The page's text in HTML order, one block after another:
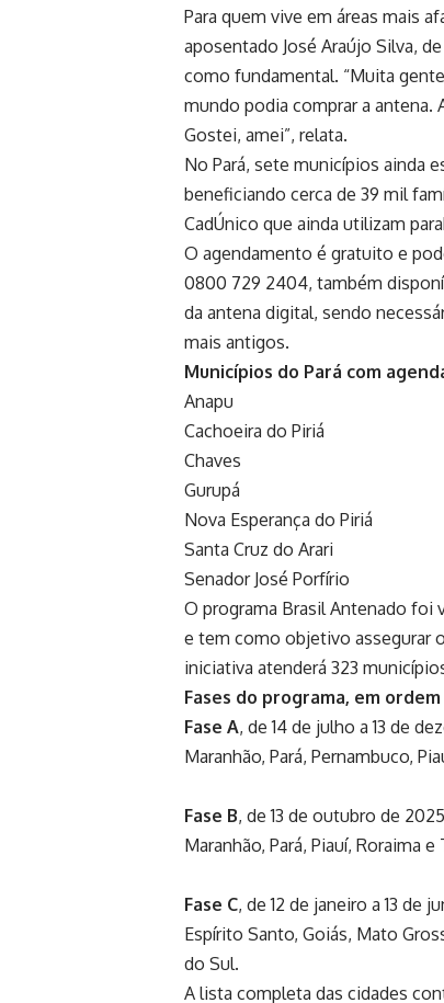
Para quem vive em áreas mais
aposentado José Araújo Silva,
como fundamental. “Muita
mundo podia comprar a antena.
Gostei, amei”, relata.
No Pará, sete municípios ainda
beneficiando cerca de 39 mil
CadÚnico que ainda utilizam
O agendamento é gratuito e
0800 729 2404, também
da antena digital, sendo
mais antigos.
Municípios do Pará com
Anapu
Cachoeira do Piriá
Chaves
Gurupá
Nova Esperança do Piriá
Santa Cruz do Arari
Senador José Porfírio
O programa Brasil Antenado foi
e tem como objetivo assegurar
iniciativa atenderá 323
Fases do programa, em
Fase A, de 14 de julho a 13 de
Maranhão, Pará, Pernambuco,
Fase B, de 13 de outubro de
Maranhão, Pará, Piauí, Roraima
Fase C, de 12 de janeiro a 13 de
Espírito Santo, Goiás, Mato
do Sul.
A lista completa das cidades